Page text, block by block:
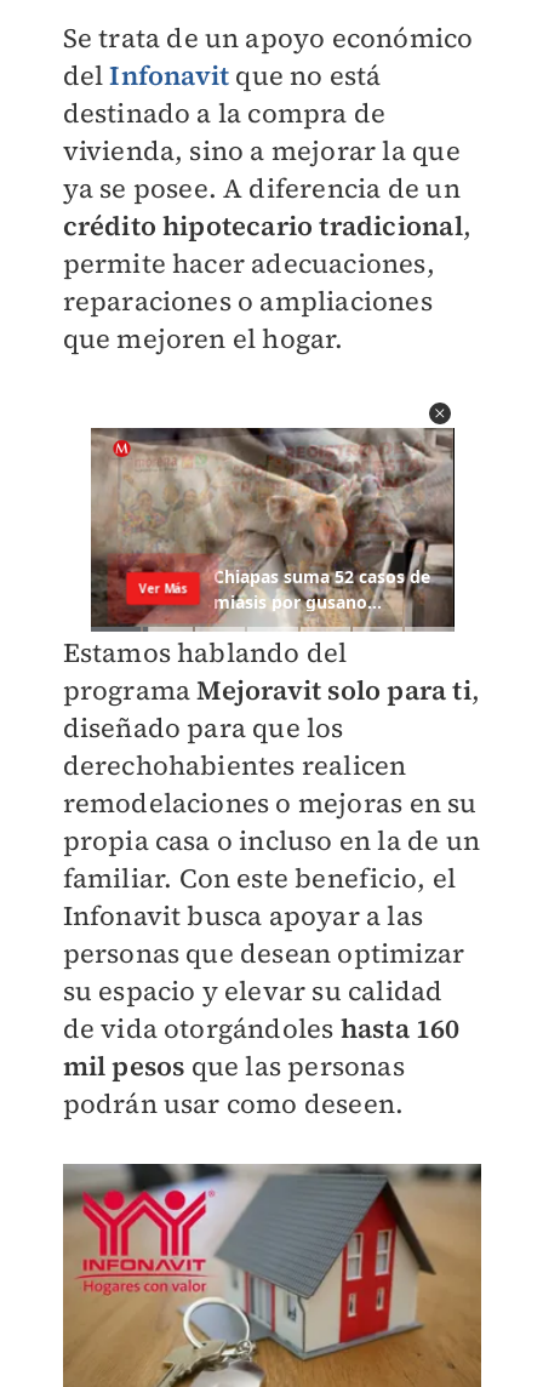
Se trata de un apoyo económico
delInfonavit que no está
destinado a la compra de
vivienda, sino a mejorar la que
ya se posee. A diferencia de un
crédito hipotecario tradicional,
permite hacer adecuaciones,
reparaciones o ampliaciones
que mejoren el hogar.
Estamos hablando del
programaMejoravit solo para ti,
diseñado para que los
derechohabientes realicen
remodelaciones o mejoras en su
propia casa o incluso en la de un
familiar. Con este beneficio, el
Infonavit busca apoyar a las
personas que desean optimizar
su espacio y elevar su calidad
de vida otorgándoles hasta 160
mil pesos que las personas
podrán usar como deseen.